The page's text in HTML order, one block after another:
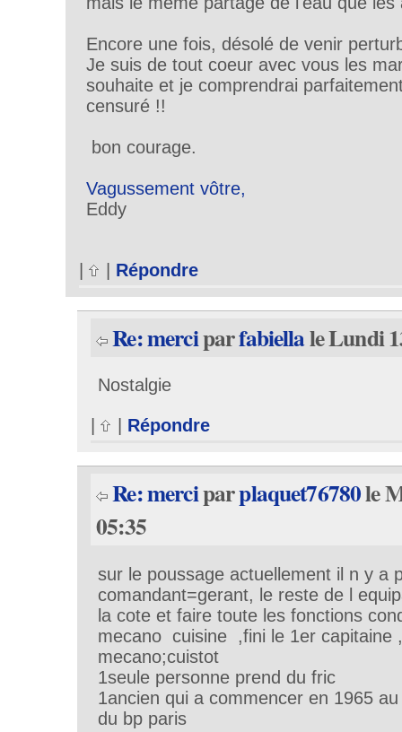
Encore une fois, désolé de venir
Je suis de tout coeur avec vous les
souhaite et je comprendrai
censuré !!
bon courage.
Vagussement vôtre,
Eddy
| | Répondre
Re: merciparfabiellale Lundi
Nostalgie
| Répondre
Re: merciparplaquet76780le
05:35
sur le poussage actuellement il n y a
comandant=gerant, le reste de l
la cote et faire toute les fonctions
mecano cuisine ,fini le 1er capitaine
mecano;cuistot
1seule personne prend du fric
1ancien qui a commencer en 1965
du bp paris